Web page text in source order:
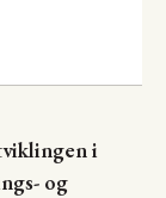
i
og